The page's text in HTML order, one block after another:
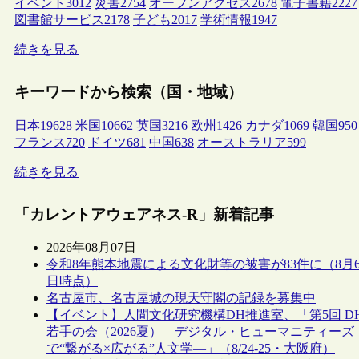
イベント 3012 災害2754 オープンアクセス2678 電子書籍2227
図書館サービス2178 子ども2017 学術情報1947
続きを見る
キーワードから検索（国・地域）
日本19628 米国 10662 英国3216 欧州 1426 カナダ1069 韓国950
フランス720 ドイツ681 中国638 オーストラリア599
続きを見る
「カレントアウェアネス-R」新着記事
2026年08月07日
令和8年熊本地震による文化財等の被害が83件に（8月
日時点）
名古屋市、名古屋城の現天守閣の記録を募集中
【イベント】人間文化研究機構DH推進室、「第5回
若手の会（2026夏）―デジタル・ヒューマニティーズ
で“繋がる×広がる”人文学―」（8/24-25・大阪府）